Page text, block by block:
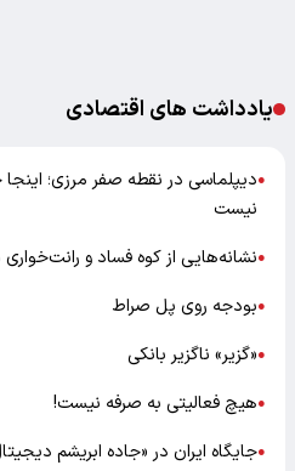
یادداشت های اقتصادی
●دیپلماسی در نقطه صفر مرزی؛ اینجا
نیست
●نشانه‌هایی از کوه فساد و رانت‌خواری
●بودجه روی پل صراط
●«گزیر» ناگزیر بانکی
●هیچ فعالیتی به صرفه نیست!
●جایگاه ایران در «جاده ابریشم